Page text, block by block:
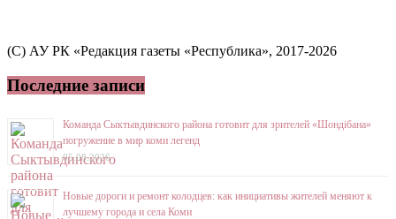
(C) АУ РК «Редакция газеты «Республика», 2017-2026
Последние записи
Команда Сыктывдинского района готовит для зрителей «Шондібана»
погружение в мир коми легенд
05.08.2026
Новые дороги и ремонт колодцев: как инициативы жителей меняют к
лучшему города и села Коми